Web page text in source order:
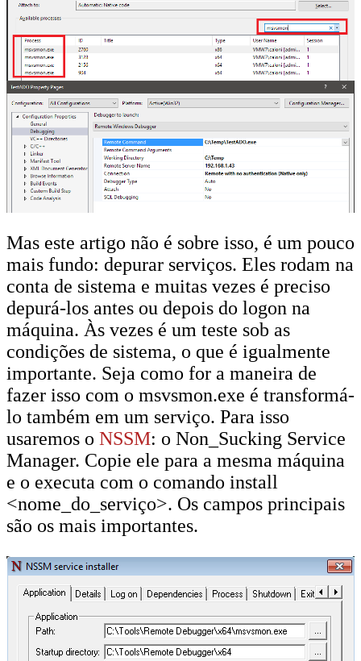
Mas este artigo não é sobre isso, é um pouco
mais fundo: depurar serviços. Eles rodam na
conta de sistema e muitas vezes é preciso
depurá-los antes ou depois do logon na
máquina. Às vezes é um teste sob as
condições de sistema, o que é igualmente
importante. Seja como for a maneira de
fazer isso com o msvsmon.exe é transformá-
lo também em um serviço. Para isso
usaremos o NSSM: o Non_Sucking Service
Manager. Copie ele para a mesma máquina
e o executa com o comando install
<nome_do_serviço>. Os campos principais
são os mais importantes.